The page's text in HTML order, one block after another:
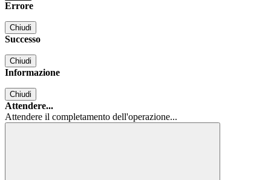
Errore
Chiudi
Successo
Chiudi
Informazione
Chiudi
Attendere...
Attendere il completamento dell'operazione...